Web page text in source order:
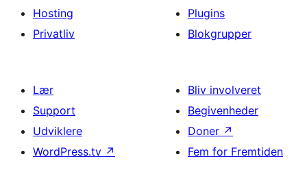
Hosting
Privatliv
Plugins
Blokgrupper
Lær
Support
Udviklere
WordPress.tv ↗
Bliv involveret
Begivenheder
Doner ↗
Fem for Fremtiden